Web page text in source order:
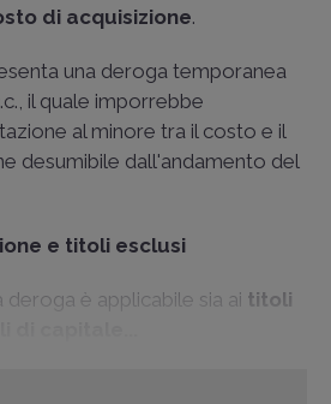
di acquisizione.
una deroga temporanea
il quale imporrebbe
al minore tra il costo e il
desumibile dall'andamento del
e titoli esclusi
deroga è applicabile sia ai titoli